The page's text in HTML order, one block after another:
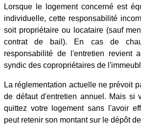
Lorsque le logement concerné est
individuelle, cette responsabilité
soit propriétaire ou locataire (sauf
contrat de bail). En cas de
responsabilité de l'entretien revient
syndic des copropriétaires de
La réglementation actuelle ne prévoit
de défaut d'entretien annuel. Mais si
quittez votre logement sans l'avoir
peut retenir son montant sur le dépôt